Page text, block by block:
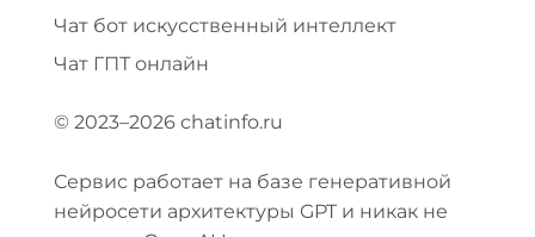
Чат бот искусственный интеллект
Чат ГПТ онлайн
© 2023–2026 chatinfo.ru
Сервис работает на базе генеративной
нейросети архитектуры GPT и никак не